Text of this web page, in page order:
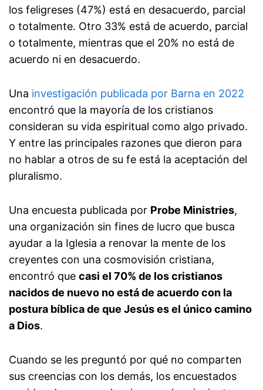
los feligreses (47%) está en desacuerdo, parcial
o totalmente. Otro 33% está de acuerdo, parcial
o totalmente, mientras que el 20% no está de
acuerdo ni en desacuerdo.
Una investigación publicada por Barna en 2022
encontró que la mayoría de los cristianos
consideran su vida espiritual como algo privado.
Y entre las principales razones que dieron para
no hablar a otros de su fe está la aceptación del
pluralismo.
Una encuesta publicada por Probe Ministries,
una organización sin fines de lucro que busca
ayudar a la Iglesia a renovar la mente de los
creyentes con una cosmovisión cristiana,
encontró que casi el 70% de los cristianos
nacidos de nuevo no está de acuerdo con la
postura bíblica de que Jesús es el único camino
a Dios.
Cuando se les preguntó por qué no comparten
sus creencias con los demás, los encuestados